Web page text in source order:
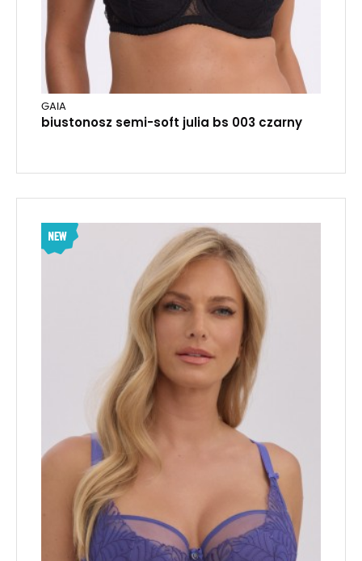
GAIA
biustonosz semi-soft julia bs 003 czarny